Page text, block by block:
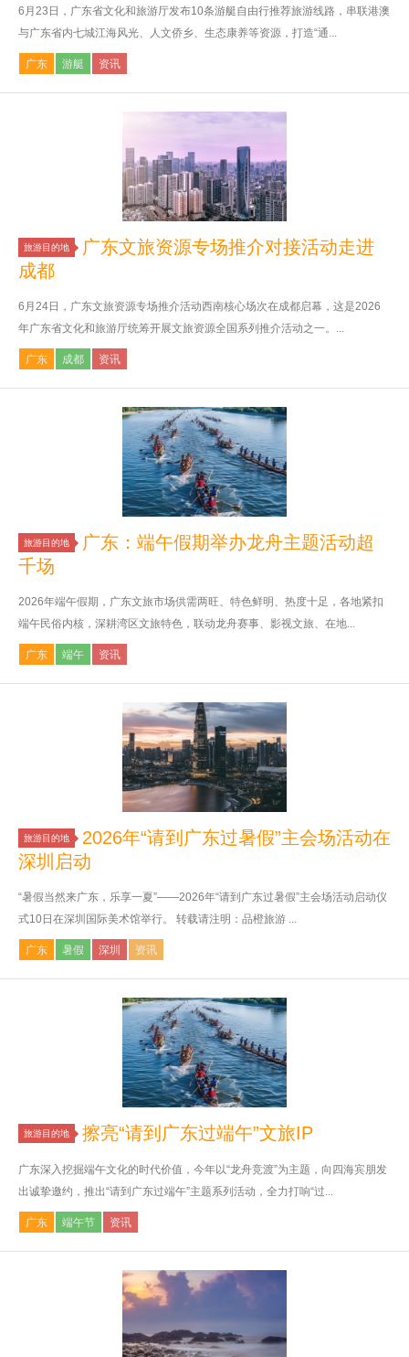
6月23日，广东省文化和旅游厅发布10条游艇自由行推荐旅游线路，串联港澳
与广东省内七城江海风光、人文侨乡、生态康养等资源，打造“通...
广东 游艇 资讯
旅游目的地
广东文旅资源专场推介对接活动走进
成都
6月24日，广东文旅资源专场推介活动西南核心场次在成都启幕，这是2026
年广东省文化和旅游厅统筹开展文旅资源全国系列推介活动之一。...
广东 成都 资讯
旅游目的地
广东：端午假期举办龙舟主题活动超
千场
2026年端午假期，广东文旅市场供需两旺、特色鲜明、热度十足，各地紧扣
端午民俗内核，深耕湾区文旅特色，联动龙舟赛事、影视文旅、在地...
广东 端午 资讯
旅游目的地
2026年“请到广东过暑假”主会场活动在
深圳启动
“暑假当然来广东，乐享一夏”——2026年“请到广东过暑假”主会场活动启动仪
式10日在深圳国际美术馆举行。 转载请注明：品橙旅游 ...
广东 暑假 深圳 资讯
旅游目的地 擦亮“请到广东过端午”文旅IP
广东深入挖掘端午文化的时代价值，今年以“龙舟竞渡”为主题，向四海宾朋发
出诚挚邀约，推出“请到广东过端午”主题系列活动，全力打响“过...
广东 端午节 资讯